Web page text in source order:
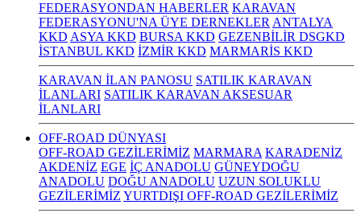
FEDERASYONDAN HABERLER KARAVAN
FEDERASYONU'NA ÜYE DERNEKLER ANTALYA
KKD ASYA KKD BURSA KKD GEZENBİLİR DSGKD
İSTANBUL KKD İZMİR KKD MARMARİS KKD
KARAVAN İLAN PANOSU SATILIK KARAVAN
İLANLARI SATILIK KARAVAN AKSESUAR
İLANLARI
OFF-ROAD DÜNYASI
OFF-ROAD GEZİLERİMİZ MARMARA KARADENİZ
AKDENİZ EGE İÇ ANADOLU GÜNEYDOĞU
ANADOLU DOĞU ANADOLU UZUN SOLUKLU
GEZİLERİMİZ YURTDIŞI OFF-ROAD GEZİLERİMİZ